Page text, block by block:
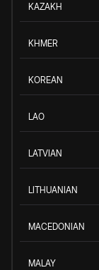
KAZAKH
KHMER
KOREAN
LAO
LATVIAN
LITHUANIAN
MACEDONIAN
MALAY